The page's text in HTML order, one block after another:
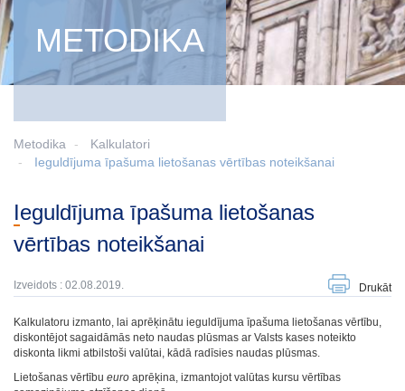
METODIKA
Metodika
Kalkulatori
Ieguldījuma īpašuma lietošanas vērtības noteikšanai
Ieguldījuma īpašuma lietošanas
vērtības noteikšanai
Izveidots : 02.08.2019. Drukāt
Kalkulatoru izmanto, lai aprēķinātu ieguldījuma īpašuma lietošanas vērtību,
diskontējot sagaidāmās neto naudas plūsmas ar Valsts kases noteikto
diskonta likmi atbilstoši valūtai, kādā radīsies naudas plūsmas.
Lietošanas vērtību euro aprēķina, izmantojot valūtas kursu vērtības